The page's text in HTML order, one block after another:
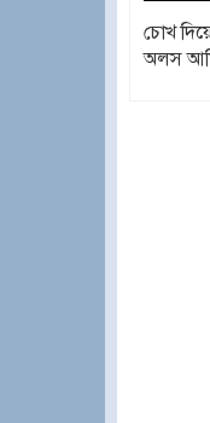
চোখ
অলস